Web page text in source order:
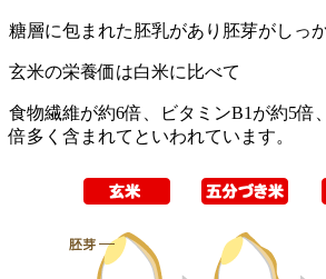
糖層に包まれた胚乳があり胚芽がしっ
玄米の栄養価は白米に比べて
食物繊維が約6倍、ビタミンB1 が約5倍
倍多く含まれてといわれています。